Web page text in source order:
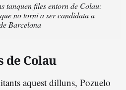
tanquen files entorn de Colau:
no torni a ser candidata a
Barcelona
de Colau
aquest dilluns, Pozuelo